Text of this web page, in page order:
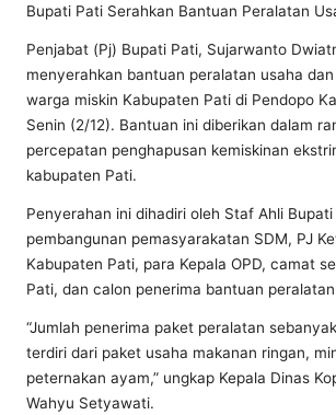
Bupati Pati Serahkan Bantuan Peralatan
Penjabat (Pj) Bupati Pati, Sujarwanto
menyerahkan bantuan peralatan usaha
warga miskin Kabupaten Pati di Pendopo
Senin (2/12). Bantuan ini diberikan dalam
percepatan penghapusan kemiskinan
kabupaten Pati.
Penyerahan ini dihadiri oleh Staf Ahli
pembangunan pemasyarakatan SDM, PJ
Kabupaten Pati, para Kepala OPD, camat
Pati, dan calon penerima bantuan
“Jumlah penerima paket peralatan
terdiri dari paket usaha makanan ringan,
peternakan ayam,” ungkap Kepala Dinas
Wahyu Setyawati.